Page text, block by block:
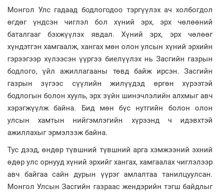
Монгол Улс гадаад бодлогодоо тэргүүлэх ач холбогдол
өгдөг үндсэн чиглэл бол хүний эрх, эрх чөлөөний
баталгааг бэхжүүлэх явдал. Хүний эрх, эрх чөлөөг
хүндэтгэн хамгаалж, хангах мөн олон улсын хүний эрхийн
гэрээгээр хүлээсэн үүргээ биелүүлэх нь Засгийн газрын
бодлого, үйл ажиллагааны төвд байж ирсэн. Засгийн
газрын зүгээс сүүлийн жилүүдэд өргөн хүрээтэй
бодлогын болон хууль, эрх зүйн шинэчлэлийн алхмыг авч
хэрэгжүүлж байна. Бид мөн бүс нутгийн болон олон
улсын хамтын нийгэмлэгийн хүрээнд ч идэвхтэй
ажиллахыг эрмэлзэж байна.
Тус дээд, өндөр түвшний түвшний арга хэмжээний эхний
өдөр улс орнууд хүний эрхийг хангах, хамгаалах чиглэлээр
авч байгаа сайн дурын үүрэг амлалтаа танилцуулсан.
Монгол Улсын Засгийн газраас жендэрийн тэгш байдлыг